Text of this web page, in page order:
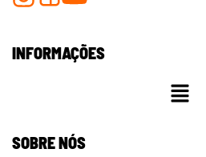
INFORMAÇÕES
SOBRE NÓS